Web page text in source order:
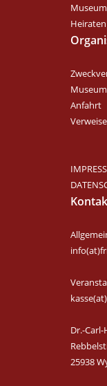
Anfahrt
Verweise
Dr.-
25938